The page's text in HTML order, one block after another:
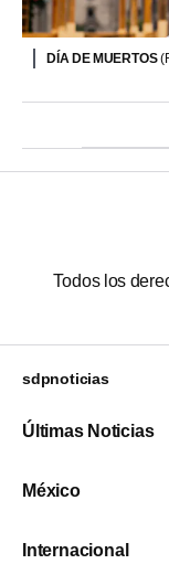
DÍA DE MUERTOS
Todos los
sdpnoticias
Últimas Noticias
México
Internacional